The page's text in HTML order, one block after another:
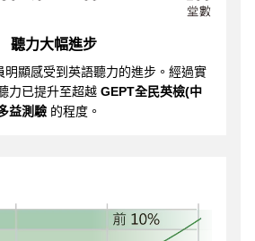
聽力大幅進步
明顯感受到英語聽力的進步。經過實
力已提升至超越 GEPT全民英檢(中
益測驗 的程度。